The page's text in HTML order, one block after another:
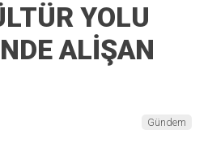
YOLU
ALİŞAN
Gündem